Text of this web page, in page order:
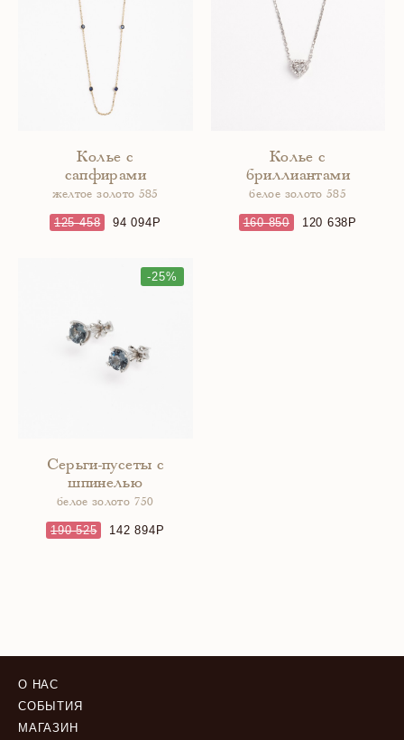
Колье с
сапфирами
желтое золото 585
125 458 94 094
Колье с
бриллиантами
белое золото 585
160 850 120 638
-25%
Серьги-пусеты с
шпинелью
белое золото 750
190 525 142 894
О НАС
СОБЫТИЯ
МАГАЗИН